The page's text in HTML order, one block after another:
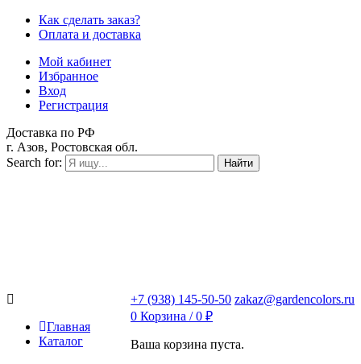
Как сделать заказ?
Оплата и доставка
Мой кабинет
Избранное
Вход
Регистрация
Доставка по РФ
г. Азов, Ростовская обл.
Search for:
Найти
+7 (938) 145-50-50 zakaz@gardencolors.ru
0 Корзина /0 ₽
Ваша корзина пуста.
Главная
Каталог